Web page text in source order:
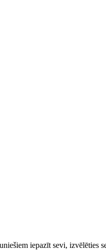
iepazīt sevi, izvēlēties